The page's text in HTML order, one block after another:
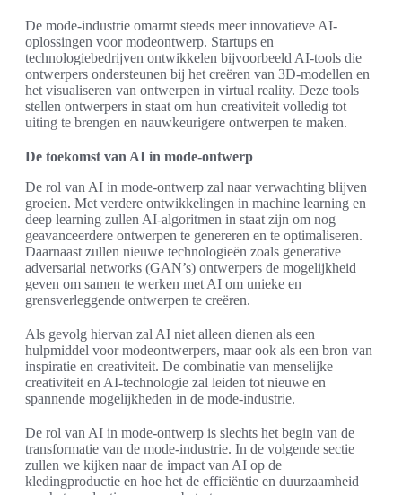
De mode-industrie omarmt steeds meer innovatieve AI-
oplossingen voor modeontwerp. Startups en
technologiebedrijven ontwikkelen bijvoorbeeld AI-tools die
ontwerpers ondersteunen bij het creëren van 3D-modellen en
het visualiseren van ontwerpen in virtual reality. Deze tools
stellen ontwerpers in staat om hun creativiteit volledig tot
uiting te brengen en nauwkeurigere ontwerpen te maken.
De toekomst van AI in mode-ontwerp
De rol van AI in mode-ontwerp zal naar verwachting blijven
groeien. Met verdere ontwikkelingen in machine learning en
deep learning zullen AI-algoritmen in staat zijn om nog
geavanceerdere ontwerpen te genereren en te optimaliseren.
Daarnaast zullen nieuwe technologieën zoals generative
adversarial networks (GAN’s) ontwerpers de mogelijkheid
geven om samen te werken met AI om unieke en
grensverleggende ontwerpen te creëren.
Als gevolg hiervan zal AI niet alleen dienen als een
hulpmiddel voor modeontwerpers, maar ook als een bron van
inspiratie en creativiteit. De combinatie van menselijke
creativiteit en AI-technologie zal leiden tot nieuwe en
spannende mogelijkheden in de mode-industrie.
De rol van AI in mode-ontwerp is slechts het begin van de
transformatie van de mode-industrie. In de volgende sectie
zullen we kijken naar de impact van AI op de
kledingproductie en hoe het de efficiëntie en duurzaamheid